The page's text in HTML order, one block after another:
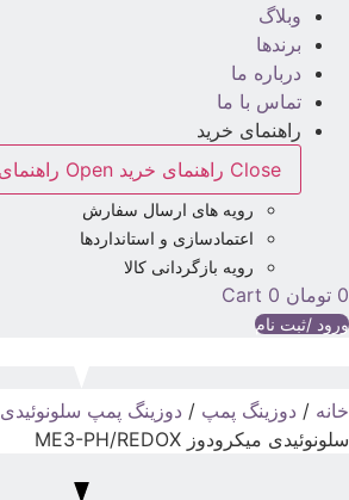
وبلاگ
برندها
درباره ما
تماس با ما
راهنمای خرید
Close راهنمای خرید
Open راهنمای خرید
رویه های ارسال سفارش
اعتمادسازی و استانداردها
رویه بازگردانی کالا
0 تومان 0
Cart
ورود /ثبت نام
خانه / دوزینگ پمپ / دوزینگ پمپ سلونوئیدی
سلونوئیدی میکرودوز ME3-PH/REDOX